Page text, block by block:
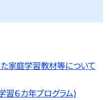
家庭学習教材等について
習６カ年プログラム)